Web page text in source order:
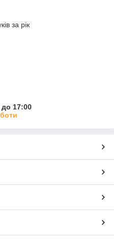
за рік
до 17:00